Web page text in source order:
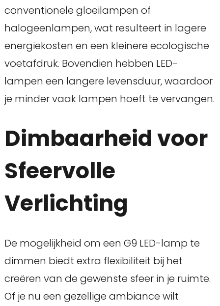
conventionele gloeilampen of
halogeenlampen, wat resulteert in lagere
energiekosten en een kleinere ecologische
voetafdruk. Bovendien hebben LED-
lampen een langere levensduur, waardoor
je minder vaak lampen hoeft te vervangen.
Dimbaarheid voor
Sfeervolle
Verlichting
De mogelijkheid om een G9 LED-lamp te
dimmen biedt extra flexibiliteit bij het
creëren van de gewenste sfeer in je ruimte.
Of je nu een gezellige ambiance wilt